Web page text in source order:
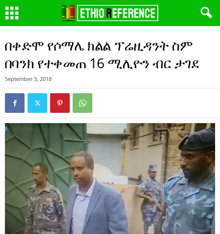
በቀድሞ የሶማሌ ክልል ፕሬዚዳንት ስም
በባንክ የተቀመጠ 16 ሚሊዮን ብር ታገደ
September 3, 2018